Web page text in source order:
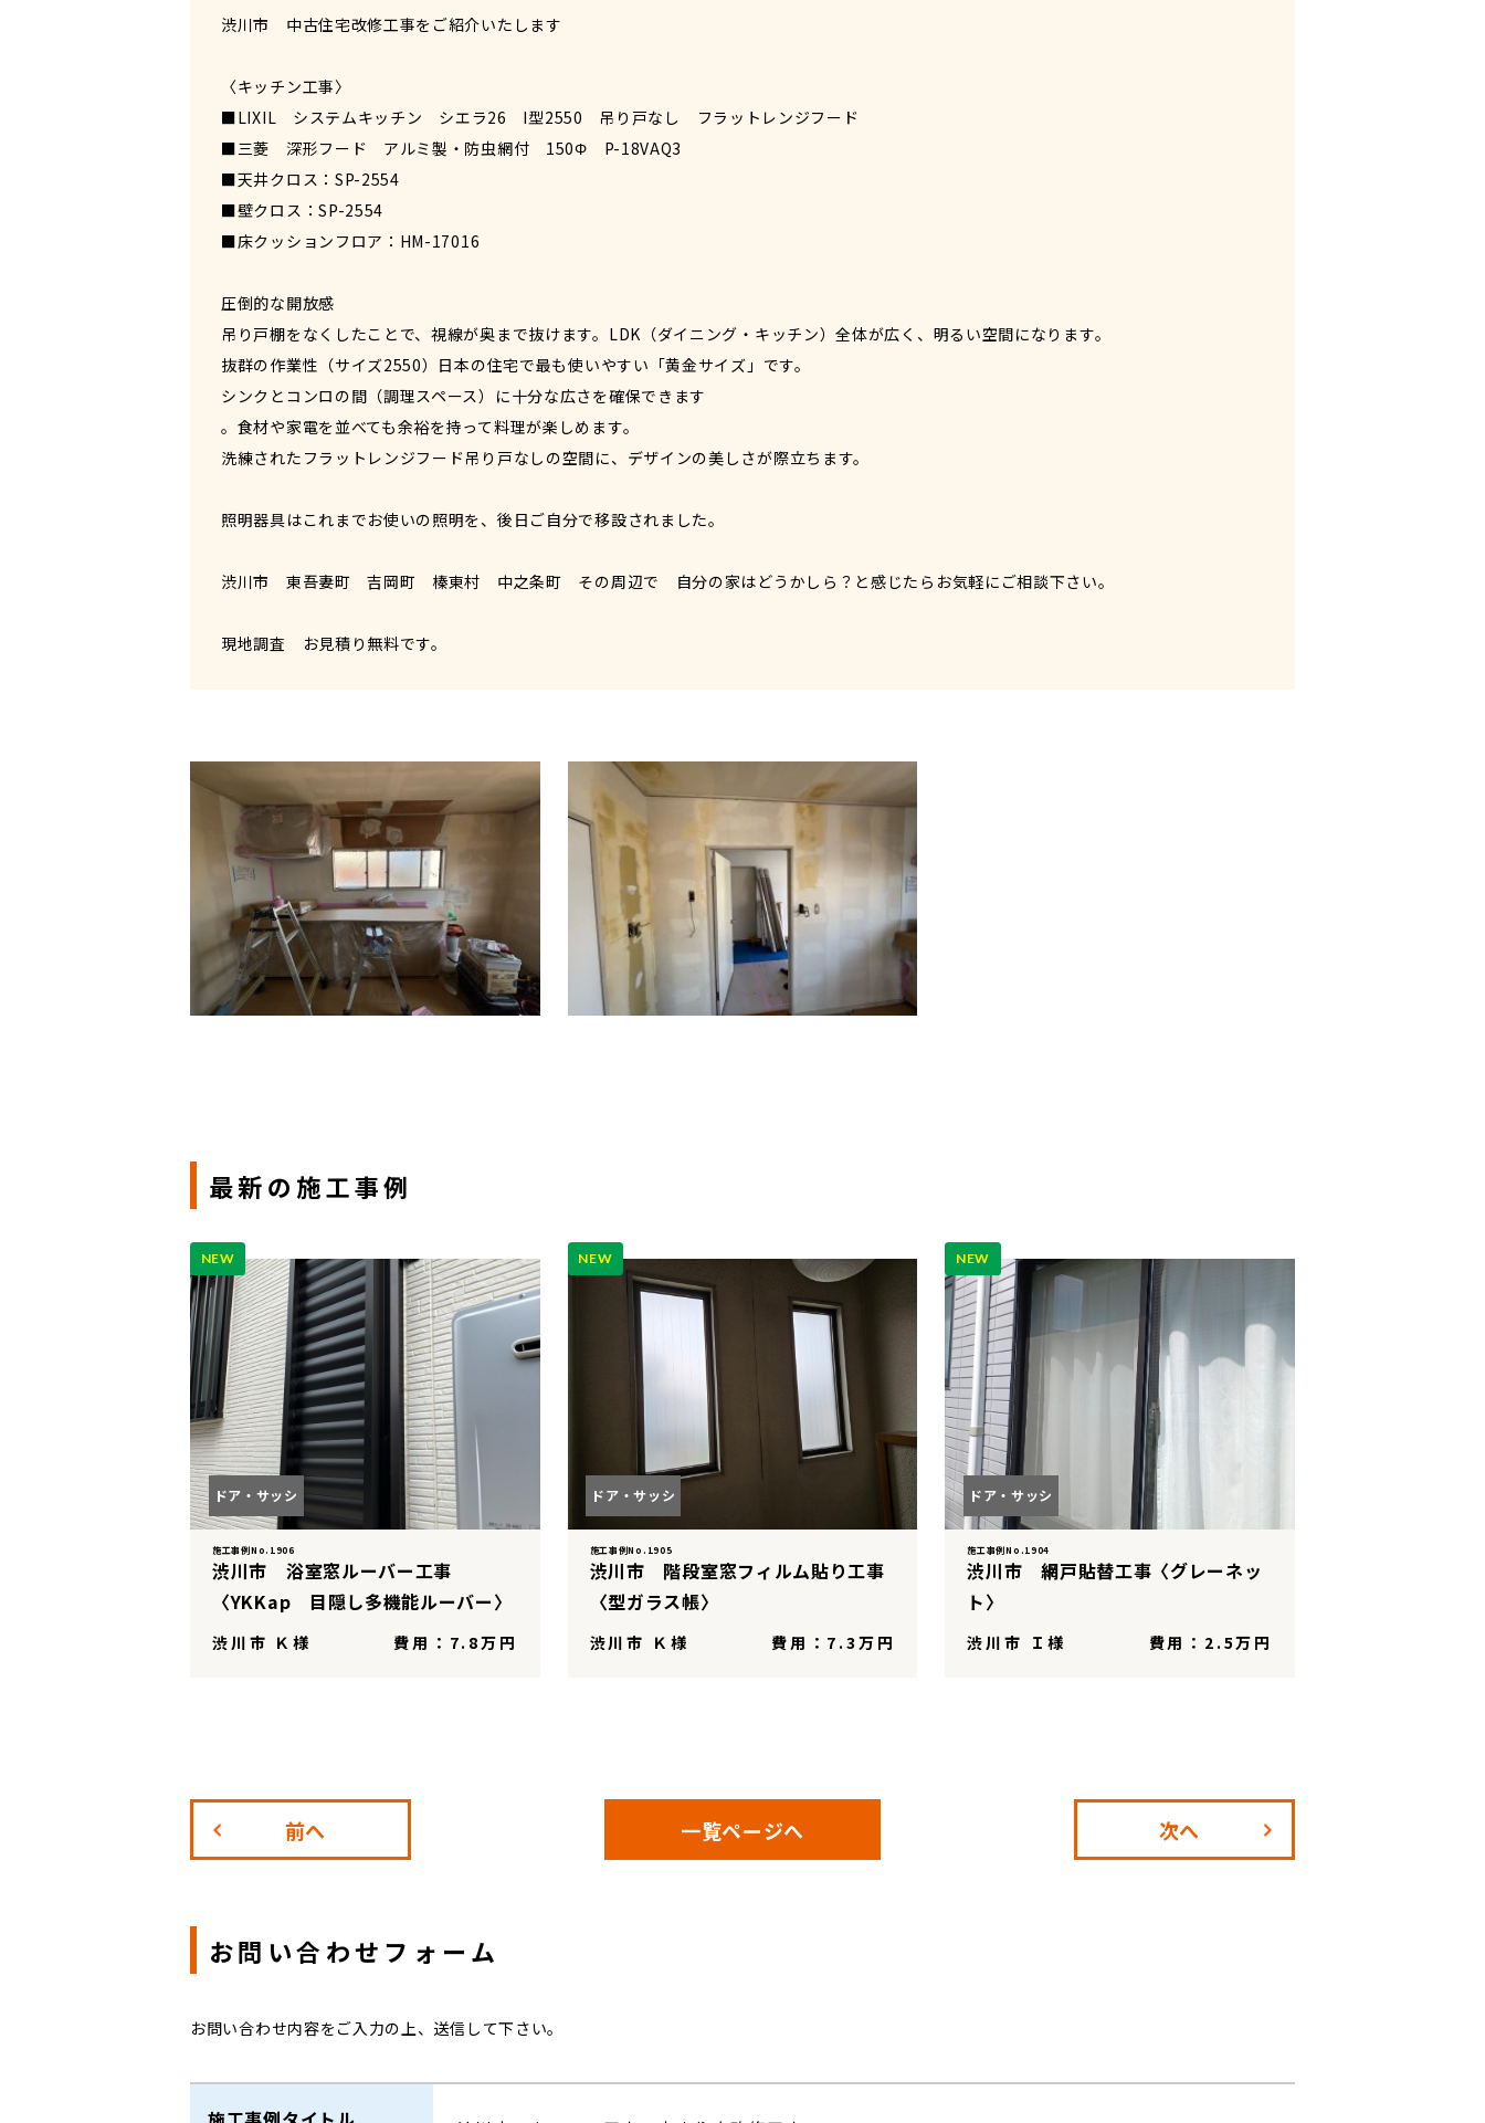
渋川市 中古住宅改修工事をご紹介いたします
〈キッチン工事〉
■LIXIL システムキッチン シエラ26 I型2550 吊り戸なし フラットレンジフード
■三菱 深形フード アルミ製・防虫網付 150Φ P-18VAQ3
■天井クロス：SP-2554
■壁クロス：SP-2554
■床クッションフロア：HM-17016
圧倒的な開放感
吊り戸棚をなくしたことで、視線が奥まで抜けます。LDK（ダイニング・キッチン）全体が広く、明るい空間になります。
抜群の作業性（サイズ2550）日本の住宅で最も使いやすい「黄金サイズ」です。
シンクとコンロの間（調理スペース）に十分な広さを確保できます
。食材や家電を並べても余裕を持って料理が楽しめます。
洗練されたフラットレンジフード吊り戸なしの空間に、デザインの美しさが際立ちます。
照明器具はこれまでお使いの照明を、後日ご自分で移設されました。
渋川市 東吾妻町 吉岡町 榛東村 中之条町 その周辺で 自分の家はどうかしら？と感じたらお気軽にご相談下さい。
現地調査 お見積り無料です。
最新の施工事例
NEW
ドア・サッシ
施工事例No.1906
渋川市 浴室窓ルーバー工事
〈YKKap 目隠し多機能ルーバー〉
渋川市 Ｋ様 費用：7.8万円
NEW
ドア・サッシ
施工事例No.1905
渋川市 階段室窓フィルム貼り工事
〈型ガラス帳〉
渋川市 Ｋ様 費用：7.3万円
NEW
ドア・サッシ
施工事例No.1904
渋川市 網戸貼替工事〈グレーネッ
ト〉
渋川市 Ｉ様 費用：2.5万円
前へ 一覧ページへ 次へ
お問い合わせフォーム
お問い合わせ内容をご入力の上、送信して下さい。